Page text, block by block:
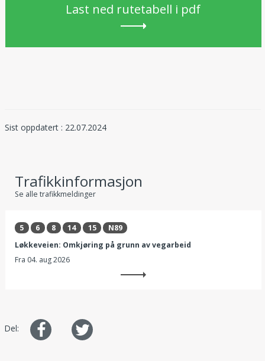
Last ned rutetabell i pdf
Sist oppdatert : 22.07.2024
Trafikkinformasjon
Se alle trafikkmeldinger
5 6 8 14 15
N89
Løkkeveien: Omkjøring på grunn av vegarbeid
Fra 04. aug 2026
Del:
på
på